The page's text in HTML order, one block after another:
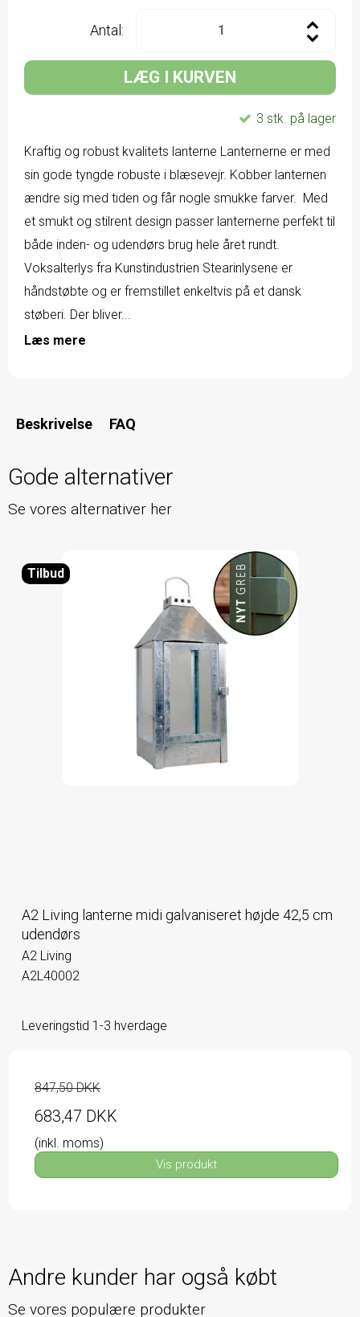
Antal:
LÆG I KURVEN
3 stk. på lager
Kraftig og robust kvalitets lanterne Lanternerne er med
sin gode tyngde robuste i blæsevejr. Kobber lanternen
ændre sig med tiden og får nogle smukke farver. Med
et smukt og stilrent design passer lanternerne perfekt til
både inden- og udendørs brug hele året rundt.
Voksalterlys fra Kunstindustrien Stearinlysene er
håndstøbte og er fremstillet enkeltvis på et dansk
støberi. Der bliver...
Læs mere
Beskrivelse FAQ
Gode alternativer
Se vores alternativer her
Tilbud
A2 Living lanterne midi galvaniseret højde 42,5 cm
udendørs
A2 Living
A2L40002
Leveringstid 1-3 hverdage
847,50 DKK
683,47 DKK
(inkl. moms)
Vis produkt
Andre kunder har også købt
Se vores populære produkter